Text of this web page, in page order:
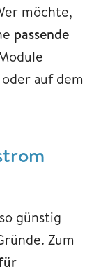
möchte,
passende
auf dem
günstig
Zum